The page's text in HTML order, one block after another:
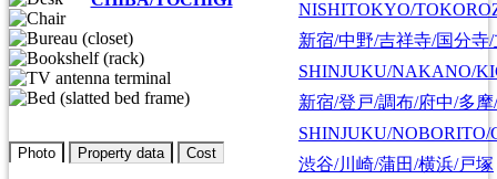
NISHITOKYO/
新宿/中野/吉祥寺/国分寺
SHINJUKU/NAKANO/
新宿/登戸/調布/府中/多
SHINJUKU/
渋谷/川崎/蒲田/横浜/戸塚
Photo Property data Cost